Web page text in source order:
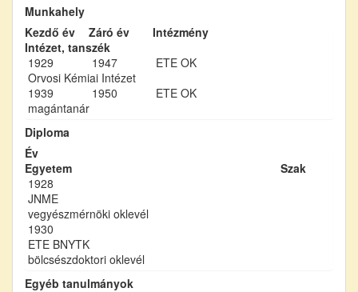
Munkahely
Kezdő év
Záró év
Intézmény
Intézet, tanszék
1929
1947
ETE OK
Orvosi Kémiai Intézet
1939
1950
ETE OK
magántanár
Diploma
Év
Egyetem
Szak
1928
JNME
vegyészmérnöki oklevél
1930
ETE BNYTK
bölcsészdoktori oklevél
Egyéb tanulmányok